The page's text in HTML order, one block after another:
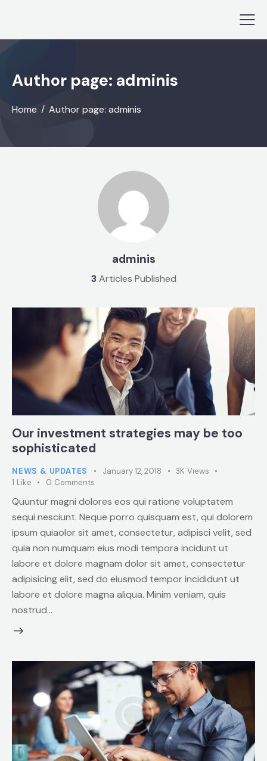
Author page: adminis
Home Author page: adminis
adminis
3Articles Published
Our investment strategies may be too
sophisticated
NEWS & UPDATES January 12, 2018 3K Views
1 Like 0 Comments
Quuntur magni dolores eos qui ratione voluptatem
sequi nesciunt. Neque porro quisquam est, qui dolorem
ipsum quiaolor sit amet, consectetur, adipisci velit, sed
quia non numquam eius modi tempora incidunt ut
labore et dolore magnam dolor sit amet, consectetur
adipisicing elit, sed do eiusmod tempor incididunt ut
labore et dolore magna aliqua. Minim veniam, quis
nostrud…